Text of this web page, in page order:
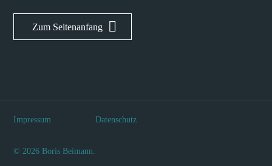
Zum Seitenanfang
Impressum Datenschutz
© 2026 Boris Beimann.